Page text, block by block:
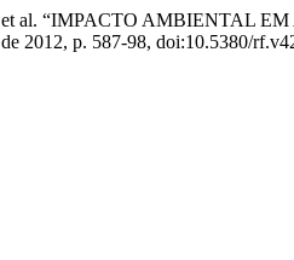
et al. “IMPACTO AMBIENTAL
2012, p. 587-98, doi:10.5380/